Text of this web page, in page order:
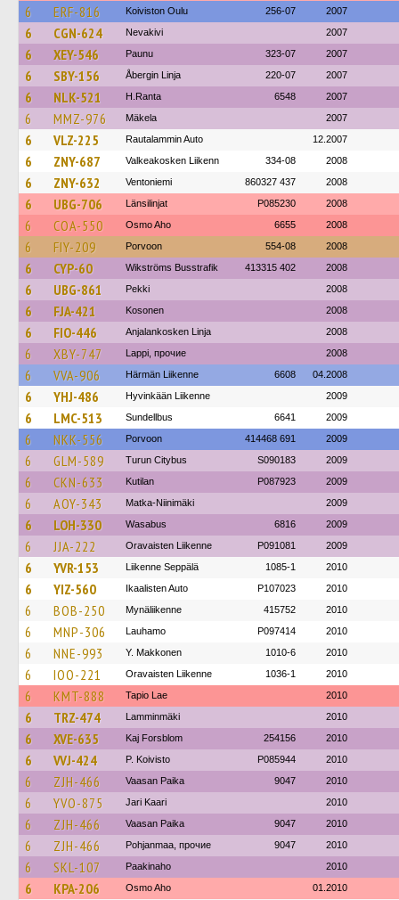
6 ERF-816 Koiviston Oulu 256-07 2007
6 CGN-624 Nevakivi 2007
6 XEY-546 Paunu 323-07 2007
6 SBY-156 Åbergin Linja 220-07 2007
6 NLK-521 H.Ranta 6548 2007
6 MMZ-976 Mäkela 2007
6 VLZ-225 Rautalammin Auto 12.2007
6 ZNY-687 Valkeakosken Liikenn 334-08 2008
6 ZNY-632 Ventoniemi 860327 437 2008
6 UBG-706 Länsilinjat P085230 2008
6 COA-550 Osmo Aho 6655 2008
6 FIY-209 Porvoon 554-08 2008
6 CYP-60 Wikströms Busstrafik 413315 402 2008
6 UBG-861 Pekki 2008
6 FJA-421 Kosonen 2008
6 FIO-446 Anjalankosken Linja 2008
6 XBY-747 Lappi, прочие 2008
6 VVA-906 Härmän Liikenne 6608 04.2008
6 YHJ-486 Hyvinkään Liikenne 2009
6 LMC-513 Sundellbus 6641 2009
6 NKK-556 Porvoon 414468 691 2009
6 GLM-589 Turun Citybus S090183 2009
6 CKN-633 Kutilan P087923 2009
6 AOY-343 Matka-Niinimäki 2009
6 LOH-330 Wasabus 6816 2009
6 JJA-222 Oravaisten Liikenne P091081 2009
6 YVR-153 Liikenne Seppälä 1085-1 2010
6 YIZ-560 Ikaalisten Auto P107023 2010
6 BOB-250 Mynäliikenne 415752 2010
6 MNP-306 Lauhamo P097414 2010
6 NNE-993 Y. Makkonen 1010-6 2010
6 IOO-221 Oravaisten Liikenne 1036-1 2010
6 KMT-888 Tapio Lae 2010
6 TRZ-474 Lamminmäki 2010
6 XVE-635 Kaj Forsblom 254156 2010
6 VVJ-424 P. Koivisto P085944 2010
6 ZJH-466 Vaasan Paika 9047 2010
6 YVO-875 Jari Kaari 2010
6 ZJH-466 Vaasan Paika 9047 2010
6 ZJH-466 Pohjanmaa, прочие 9047 2010
6 SKL-107 Paakinaho 2010
6 KPA-206 Osmo Aho 01.2010